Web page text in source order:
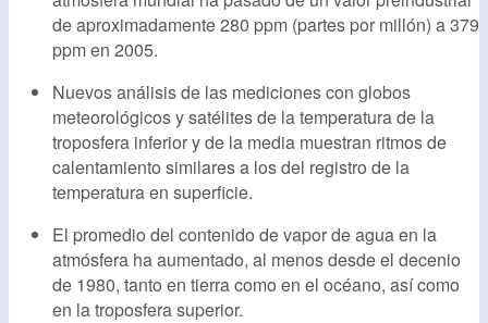
de aproximadamente 280 ppm (partes por millón) a 379
ppm en 2005.
Nuevos análisis de las mediciones con globos
meteorológicos y satélites de la temperatura de la
troposfera inferior y de la media muestran ritmos de
calentamiento similares a los del registro de la
temperatura en superficie.
El promedio del contenido de vapor de agua en la
atmósfera ha aumentado, al menos desde el decenio
de 1980, tanto en tierra como en el océano, así como
en la troposfera superior.